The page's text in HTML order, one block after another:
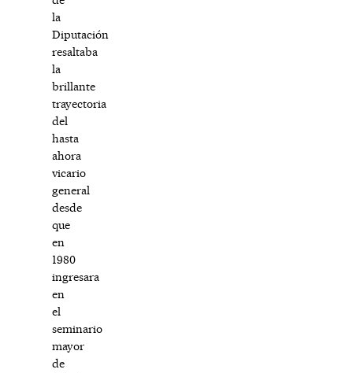
la
Diputación
resaltaba
la
brillante
trayectoria
del
hasta
ahora
vicario
general
desde
que
en
1980
ingresara
en
el
seminario
mayor
de